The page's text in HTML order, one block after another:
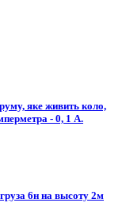
яке живить коло,
- 0, 1 А.​
6н на высоту 2м